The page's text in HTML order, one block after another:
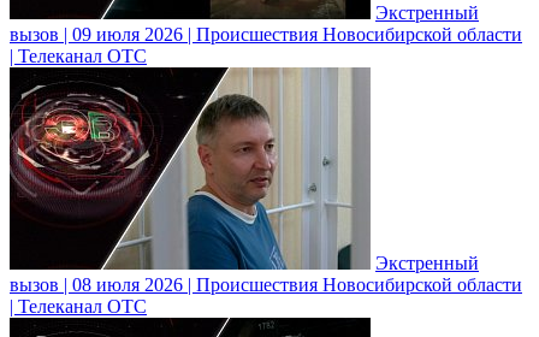
Экстренный
вызов | 09 июля 2026 | Происшествия Новосибирской области
| Телеканал ОТС
Экстренный
вызов | 08 июля 2026 | Происшествия Новосибирской области
| Телеканал ОТС